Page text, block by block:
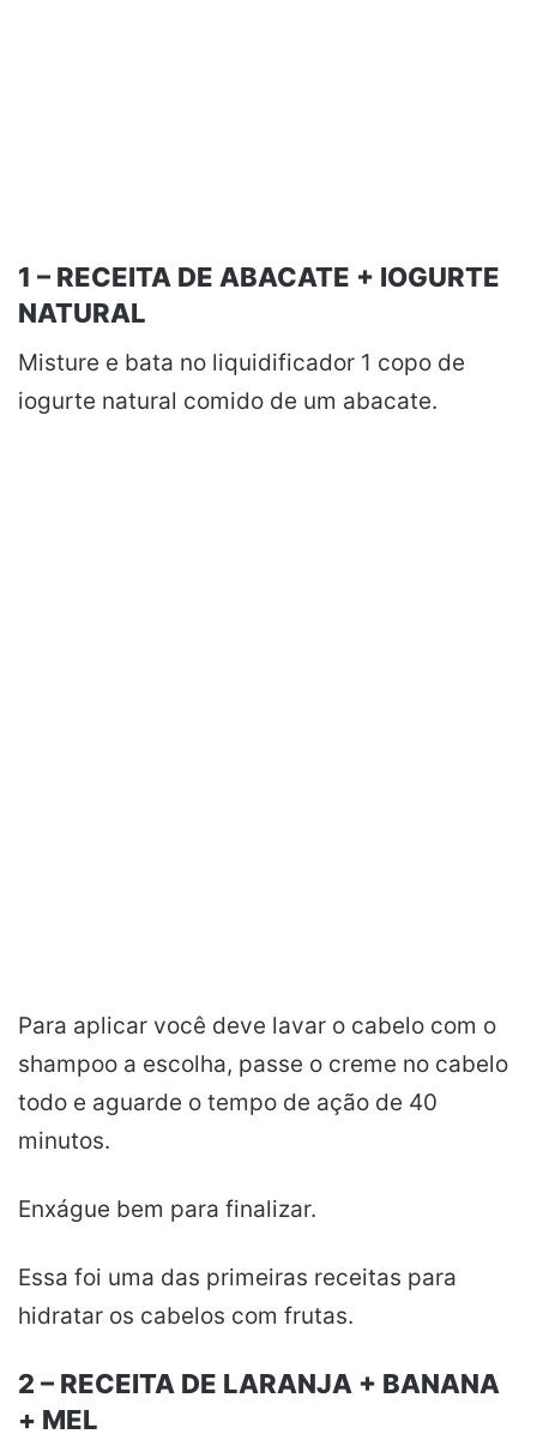
1 – RECEITA DE ABACATE + IOGURTE
NATURAL
Misture e bata no liquidificador 1 copo de
iogurte natural comido de um abacate.
Para aplicar você deve lavar o cabelo com o
shampoo a escolha, passe o creme no cabelo
todo e aguarde o tempo de ação de 40
minutos.
Enxágue bem para finalizar.
Essa foi uma das primeiras receitas para
hidratar os cabelos com frutas.
2 – RECEITA DE LARANJA + BANANA
+ MEL